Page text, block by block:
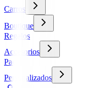
Carros
Boutique
Regalos
Accesorios
Packs
Personalizados